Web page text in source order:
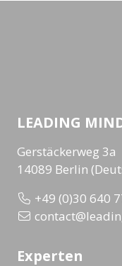
LEADING
Gerstäckerweg 3a
14089 Berlin
+49 (0)30 640
Experten